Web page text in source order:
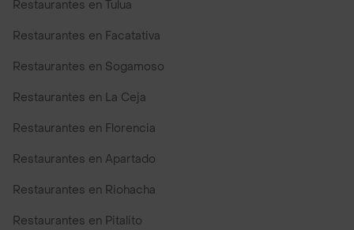
Restaurantes en Tulua
Restaurantes en Facatativa
Restaurantes en Sogamoso
Restaurantes en La Ceja
Restaurantes en Florencia
Restaurantes en Apartado
Restaurantes en Riohacha
Restaurantes en Pitalito